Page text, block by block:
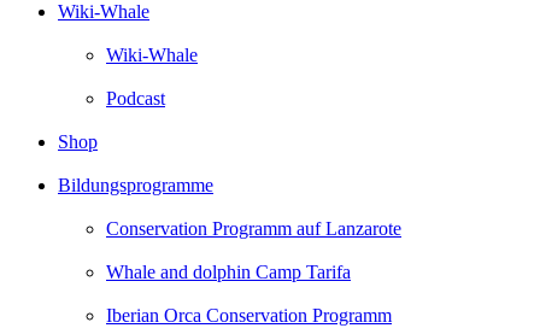
Wiki-Whale
Wiki-Whale
Podcast
Shop
Bildungsprogramme
Conservation Programm auf Lanzarote
Whale and dolphin Camp Tarifa
Iberian Orca Conservation Programm